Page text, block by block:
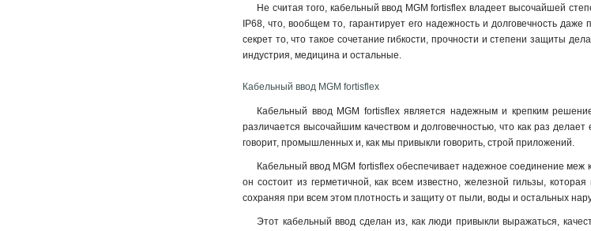
Не считая того, кабельный ввод MGM fortisflex владеет высочайшей
IP68, что, вообщем то, гарантирует его надежность и долговечность
секрет то, что такое сочетание гибкости, прочности и степени защиты
индустрия, медицина и остальные.
Кабельный ввод MGM fortisflex
Кабельный ввод MGM fortisflex является надежным и крепким
различается высочайшим качеством и долговечностью, что как раз
говорит, промышленных и, как мы привыкли говорить, строй приложений.
Кабельный ввод MGM fortisflex обеспечивает надежное соединение
он состоит из герметичной, как всем известно, железной гильзы,
сохраняя при всем этом плотность и защиту от пыли, воды и остальных
Этот кабельный ввод сделан из, как люди привыкли выражаться,